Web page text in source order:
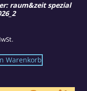
raum&zeit spezial
Warenkorb